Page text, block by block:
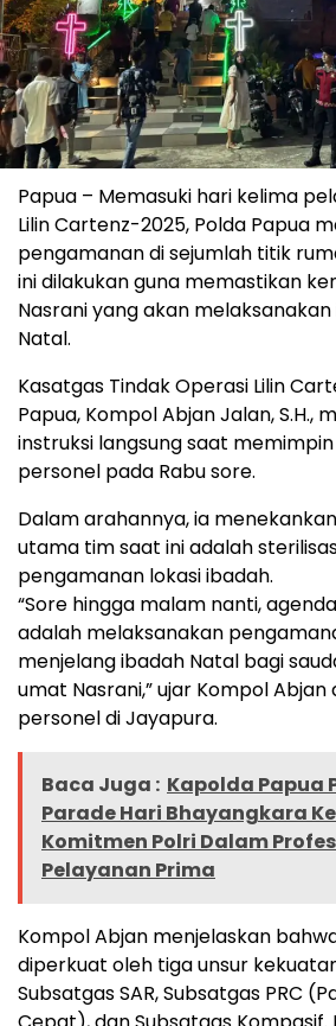
Papua – Memasuki hari kelima
Lilin Cartenz-2025, Polda Papua
pengamanan di sejumlah titik
ini dilakukan guna memastikan
Nasrani yang akan
Natal.
Kasatgas Tindak Operasi Lilin
Papua, Kompol Abjan Jalan, S.H.,
instruksi langsung saat
personel pada Rabu sore.
Dalam arahannya, ia
utama tim saat ini adalah
pengamanan lokasi ibadah.
“Sore hingga malam nanti,
adalah melaksanakan
menjelang ibadah Natal bagi
umat Nasrani,” ujar Kompol Abjan
personel di Jayapura.
Baca Juga : Kapolda Papua
Parade Hari Bhayangkara
Komitmen Polri Dalam
Pelayanan Prima
Kompol Abjan menjelaskan
diperkuat oleh tiga unsur
Subsatgas SAR, Subsatgas PRC